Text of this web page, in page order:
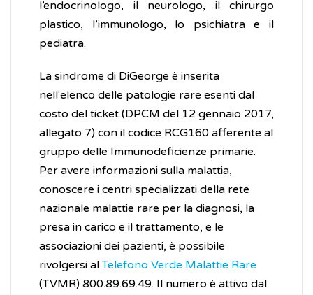
l’endocrinologo, il neurologo, il chirurgo
plastico, l’immunologo, lo psichiatra e il
pediatra.
La sindrome di DiGeorge è inserita
nell'elenco delle patologie rare esenti dal
costo del ticket (DPCM del 12 gennaio 2017,
allegato 7) con il codice RCG160 afferente al
gruppo delle Immunodeficienze primarie.
Per avere informazioni sulla malattia,
conoscere i centri specializzati della rete
nazionale malattie rare per la diagnosi, la
presa in carico e il trattamento, e le
associazioni dei pazienti, è possibile
rivolgersi alTelefono Verde Malattie Rare
(TVMR) 800.89.69.49. Il numero è attivo dal